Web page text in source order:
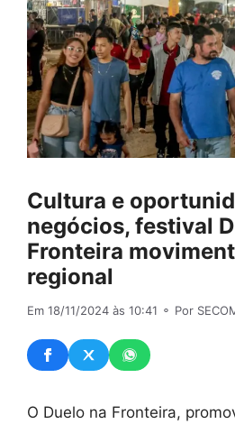
Cultura e
negócios, festival
Fronteira
regional
Em 18/11/2024 às 10:41 ⚬ Por
O Duelo na Fronteira,